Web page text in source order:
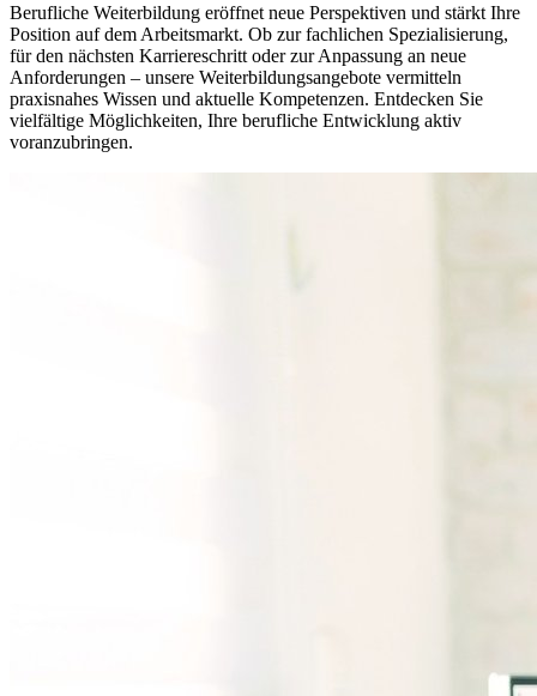
Berufliche Weiterbildung eröffnet neue Perspektiven und stärkt Ihre
Position auf dem Arbeitsmarkt. Ob zur fachlichen Spezialisierung,
für den nächsten Karriereschritt oder zur Anpassung an neue
Anforderungen – unsere Weiterbildungsangebote vermitteln
praxisnahes Wissen und aktuelle Kompetenzen. Entdecken Sie
vielfältige Möglichkeiten, Ihre berufliche Entwicklung aktiv
voranzubringen.